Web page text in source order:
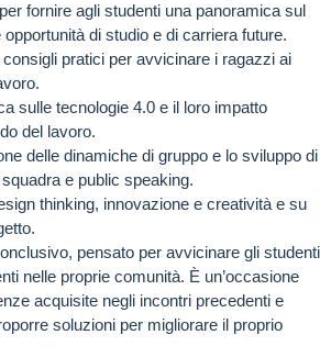
fornire agli studenti una panoramica sul
di studio e di carriera future.
consigli pratici per avvicinare i ragazzi ai
sulle tecnologie 4.0 e il loro impatto
del lavoro.
delle dinamiche di gruppo e lo sviluppo di
e public speaking.
thinking, innovazione e creatività e su
pensato per avvicinare gli studenti
nelle proprie comunità. È un’occasione
acquisite negli incontri precedenti e
soluzioni per migliorare il proprio